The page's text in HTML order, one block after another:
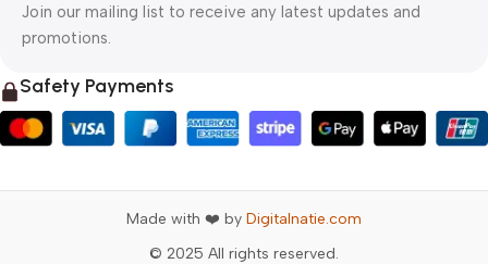
Join our mailing list to receive any latest updates and
promotions.
Safety Payments
Made with ❤️ by Digitalnatie.com
© 2025 All rights reserved.